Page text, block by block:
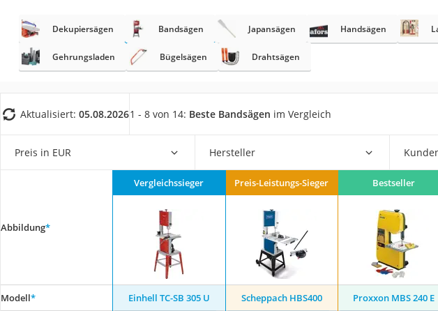
Überwachungskamera
Benzinrasenmäher mit Elektrostart
Multimeter
Winterharte Palmen
Gasdurchlauferhitzer
Service
Dekupiersägen Bandsägen Japansägen Handsägen
Gehrungsladen Bügelsägen Drahtsägen
Aktualisiert: 05.08.20261 - 8 von 14: Beste Bandsägen im Vergleich
Preis in EUR Hersteller
Abbildung*
Vergleichssieger Preis-Leistungs-Sieger Bestseller
Modell* Einhell TC-SB 305 U Scheppach HBS400 Proxxon MBS 240 E